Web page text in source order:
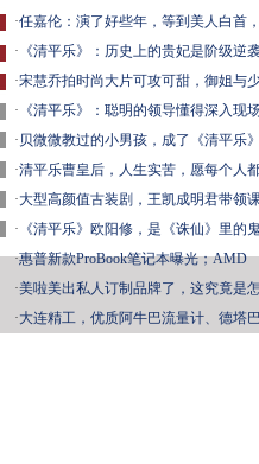
·任嘉伦：演了好些年，等到美人白首
· 《清平乐》：历史上的贵妃是阶级逆
·宋慧乔拍时尚大片可攻可甜，御姐与
· 《清平乐》：聪明的领导懂得深入现
· 贝微微教过的小男孩，成了《清平乐
·清平乐曹皇后，人生实苦，愿每个人
·大型高颜值古装剧，王凯成明君带领
· 《清平乐》欧阳修，是《诛仙》里的
·惠普新款ProBook笔记本曝光；AMD
·美啦美出私人订制品牌了，这究竟是
·大连精工，优质阿牛巴流量计、德塔